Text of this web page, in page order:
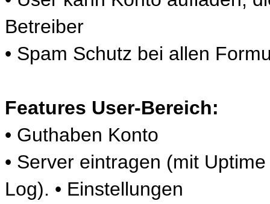
Betreiber
• Spam Schutz bei allen
Features User-Bereich:
• Guthaben Konto
• Server eintragen (mit
Log). • Einstellungen